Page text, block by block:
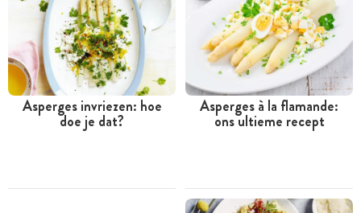
Asperges invriezen: hoe
doe je dat?
Asperges à la flamande:
ons ultieme recept